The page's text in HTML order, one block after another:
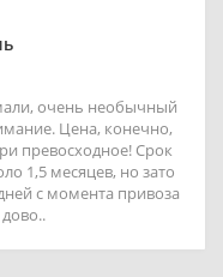
очень необычный
Цена, конечно,
превосходное! Срок
1,5 месяцев, но зато
с момента привоза